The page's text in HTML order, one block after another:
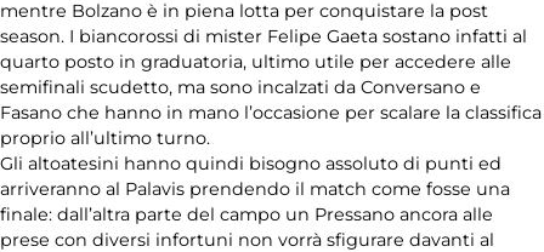
mentre Bolzano è in piena lotta per conquistare la post
season. I biancorossi di mister Felipe Gaeta sostano infatti al
quarto posto in graduatoria, ultimo utile per accedere alle
semifinali scudetto, ma sono incalzati da Conversano e
Fasano che hanno in mano l’occasione per scalare la classifica
proprio all’ultimo turno.
Gli altoatesini hanno quindi bisogno assoluto di punti ed
arriveranno al Palavis prendendo il match come fosse una
finale: dall’altra parte del campo un Pressano ancora alle
prese con diversi infortuni non vorrà sfigurare davanti al
Equitazione
Festival
dello Sport
Hockey su
ghiaccio
Novità